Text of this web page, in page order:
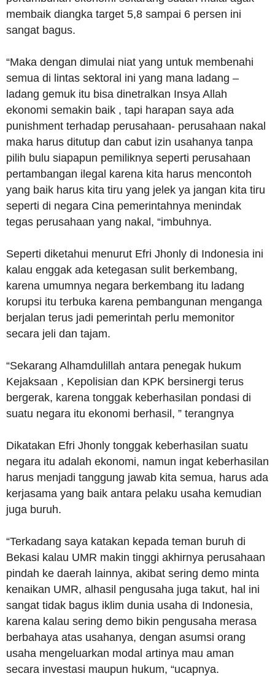
membaik diangka target 5,8 sampai 6 persen ini
sangat bagus.
“Maka dengan dimulai niat yang untuk membenahi
semua di lintas sektoral ini yang mana ladang –
ladang gemuk itu bisa dinetralkan Insya Allah
ekonomi semakin baik , tapi harapan saya ada
punishment terhadap perusahaan- perusahaan nakal
maka harus ditutup dan cabut izin usahanya tanpa
pilih bulu siapapun pemiliknya seperti perusahaan
pertambangan ilegal karena kita harus mencontoh
yang baik harus kita tiru yang jelek ya jangan kita tiru
seperti di negara Cina pemerintahnya menindak
tegas perusahaan yang nakal, “imbuhnya.
Seperti diketahui menurut Efri Jhonly di Indonesia ini
kalau enggak ada ketegasan sulit berkembang,
karena umumnya negara berkembang itu ladang
korupsi itu terbuka karena pembangunan menganga
berjalan terus jadi pemerintah perlu memonitor
secara jeli dan tajam.
“Sekarang Alhamdulillah antara penegak hukum
Kejaksaan , Kepolisian dan KPK bersinergi terus
bergerak, karena tonggak keberhasilan pondasi di
suatu negara itu ekonomi berhasil, ” terangnya
Dikatakan Efri Jhonly tonggak keberhasilan suatu
negara itu adalah ekonomi, namun ingat keberhasilan
harus menjadi tanggung jawab kita semua, harus ada
kerjasama yang baik antara pelaku usaha kemudian
juga buruh.
“Terkadang saya katakan kepada teman buruh di
Bekasi kalau UMR makin tinggi akhirnya perusahaan
pindah ke daerah lainnya, akibat sering demo minta
kenaikan UMR, alhasil pengusaha juga takut, hal ini
sangat tidak bagus iklim dunia usaha di Indonesia,
karena kalau sering demo bikin pengusaha merasa
berbahaya atas usahanya, dengan asumsi orang
usaha mengeluarkan modal artinya mau aman
secara investasi maupun hukum, “ucapnya.